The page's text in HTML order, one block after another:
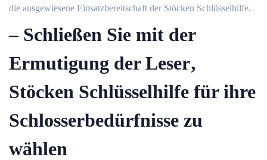
die ausgewiesene Einsatzbereitschaft der Stöcken Schlüsselhilfe.​
– Schließen Sie mit der
Ermutigung der Leser‚
Stöcken Schlüsselhilfe für ihre
Schlosserbedürfnisse zu
wählen